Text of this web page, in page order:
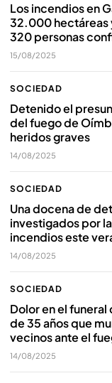
Los incendios en
32.000 hectáreas
320 personas
15/08/2025
SOCIEDAD
Detenido el
del fuego de
heridos graves
14/08/2025
SOCIEDAD
Una docena de
investigados por
incendios este
14/08/2025
SOCIEDAD
Dolor en el
de 35 años que
vecinos ante el
14/08/2025